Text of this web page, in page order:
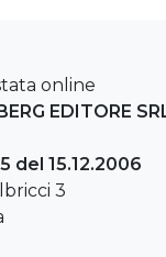
online
EDITORE
del 15.12.2006
3